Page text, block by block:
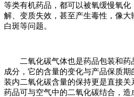
等类有机药品，都可以被氧缓慢氧化
解、变质失效，甚至产生毒性，像
白斑等问题。
二氧化碳气体也是药品包装和药
成分，它的含量的变化与产品保质
装内二氧化碳含量的保持更是直接
药品可与空气中的二氧化碳结合，